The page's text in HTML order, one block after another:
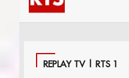
REPLAY TV | RTS 1